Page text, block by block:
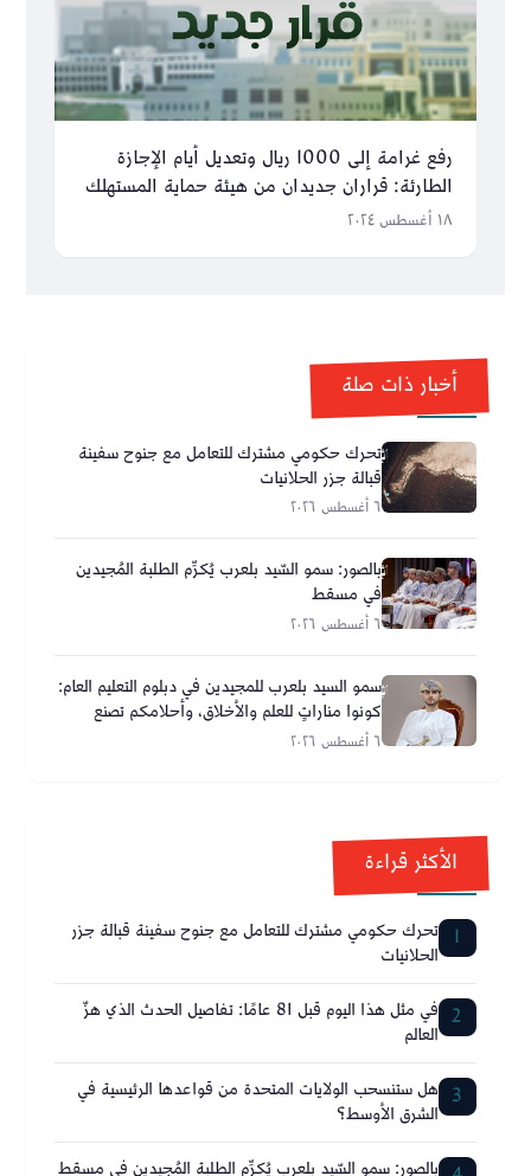
رفع غرامة إلى 1000 ريال وتعديل أيام الإجازة
الطارئة: قراران جديدان من هيئة حماية المستهلك
١٨ أغسطس ٢٠٢٤
أخبار ذات صلة
تحرك حكومي مشترك للتعامل مع جنوح سفينة
قبالة جزر الحلانيات
٦ أغسطس ٢٠٢٦
بالصور: سمو السّيد بلعرب يُكرِّم الطلبة المُجيدين
في مسقط
٦ أغسطس ٢٠٢٦
سمو السيد بلعرب للمجيدين في دبلوم التعليم العام:
كونوا مناراتٍ للعلم والأخلاق، وأحلامكم تصنع
مستقبل عُمان
٦ أغسطس ٢٠٢٦
الأكثر قراءة
1 تحرك حكومي مشترك للتعامل مع جنوح سفينة قبالة جزر
الحلانيات
2 في مثل هذا اليوم قبل 81 عامًا: تفاصيل الحدث الذي هزّ
العالم
3 هل ستنسحب الولايات المتحدة من قواعدها الرئيسية في
الشرق الأوسط؟
بالصور: سمو السّيد بلعرب يُكرِّم الطلبة المُجيدين في مسقط